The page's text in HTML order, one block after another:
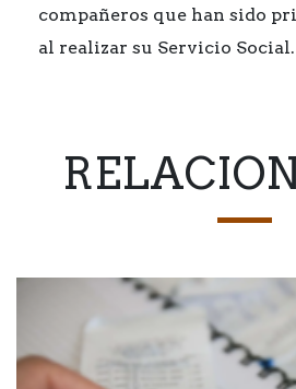
compañeros que han sido
al realizar su Servicio Social.